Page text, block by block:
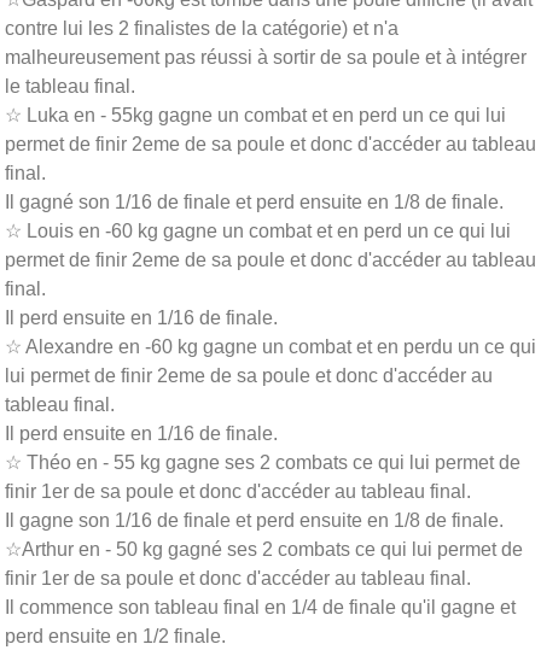
contre lui les 2 finalistes de la catégorie) et n'a
malheureusement pas réussi à sortir de sa poule et à intégrer
le tableau final.
☆ Luka en - 55kg gagne un combat et en perd un ce qui lui
permet de finir 2eme de sa poule et donc d'accéder au tableau
final.
Il gagné son 1/16 de finale et perd ensuite en 1/8 de finale.
☆ Louis en -60 kg gagne un combat et en perd un ce qui lui
permet de finir 2eme de sa poule et donc d'accéder au tableau
final.
Il perd ensuite en 1/16 de finale.
☆ Alexandre en -60 kg gagne un combat et en perdu un ce qui
lui permet de finir 2eme de sa poule et donc d'accéder au
tableau final.
Il perd ensuite en 1/16 de finale.
☆ Théo en - 55 kg gagne ses 2 combats ce qui lui permet de
finir 1er de sa poule et donc d'accéder au tableau final.
Il gagne son 1/16 de finale et perd ensuite en 1/8 de finale.
☆Arthur en - 50 kg gagné ses 2 combats ce qui lui permet de
finir 1er de sa poule et donc d'accéder au tableau final.
Il commence son tableau final en 1/4 de finale qu'il gagne et
perd ensuite en 1/2 finale.